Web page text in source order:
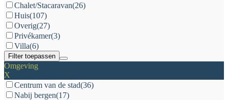
Chalet/Stacaravan(26)
Huis(107)
Overig(27)
Privékamer(3)
Villa(6)
Filter toepassen
Omgeving
X
Centrum van de stad(36)
Nabij bergen(17)